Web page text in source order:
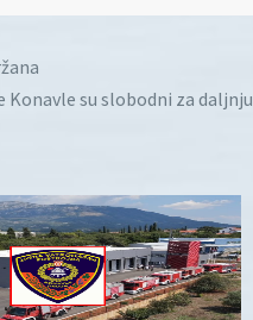
su slobodni za daljnju